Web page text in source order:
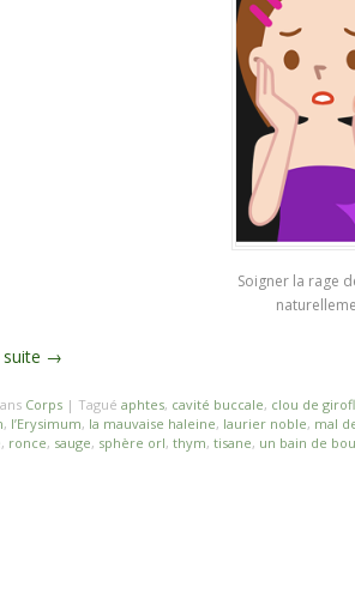
Soigner la rage
→
Corps | Tagué aphtes, cavité buccale, clou de
, l’Erysimum, la mauvaise haleine, laurier noble, mal
, ronce, sauge, sphère orl, thym, tisane, un bain de